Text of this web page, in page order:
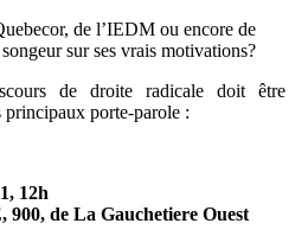
de l’IEDM ou encore de
sur ses vrais motivations?
de droite radicale doit être
principaux porte-parole :
12h
de La Gauchetiere Ouest